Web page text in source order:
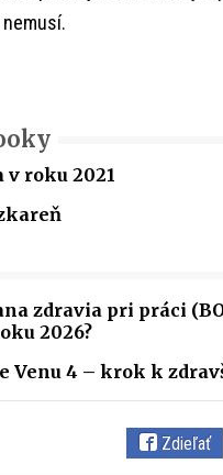
v roku 2021
zdravia pri práci
2026?
Venu 4 – krok k
Zdieľať